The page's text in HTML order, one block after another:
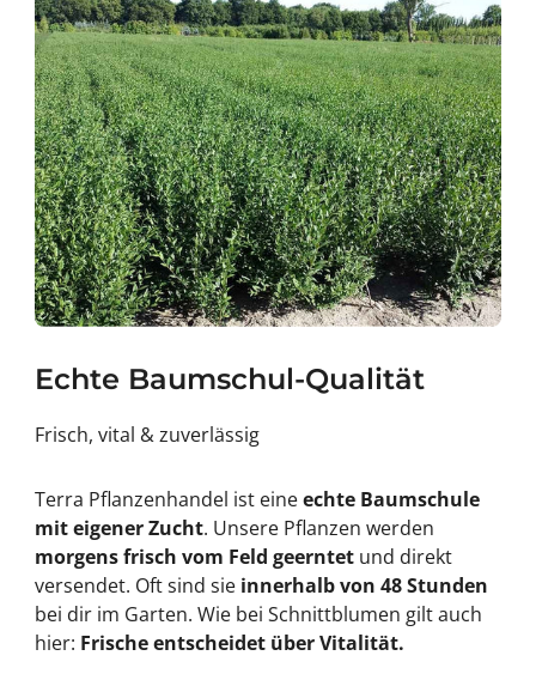
Echte Baumschul-Qualität
Frisch, vital & zuverlässig
Terra Pflanzenhandel ist eineechte Baumschule
mit eigener Zucht. Unsere Pflanzen werden
morgens frisch vom Feld geerntetund direkt
versendet. Oft sind sie innerhalb von 48 Stunden
bei dir im Garten. Wie bei Schnittblumen gilt auch
hier: Frische entscheidet über Vitalität.